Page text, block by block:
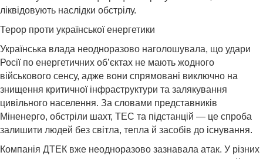
ліквідовують наслідки обстрілу.
Терор проти української енергетики
Українська влада неодноразово наголошувала, що удари
Росії по енергетичних об’єктах не мають жодного
військового сенсу, адже вони спрямовані виключно на
знищення критичної інфраструктури та залякування
цивільного населення. За словами представників
Міненерго, обстріли шахт, ТЕС та підстанцій — це спроба
залишити людей без світла, тепла й засобів до існування.
Компанія ДТЕК вже неодноразово зазнавала атак. У різних